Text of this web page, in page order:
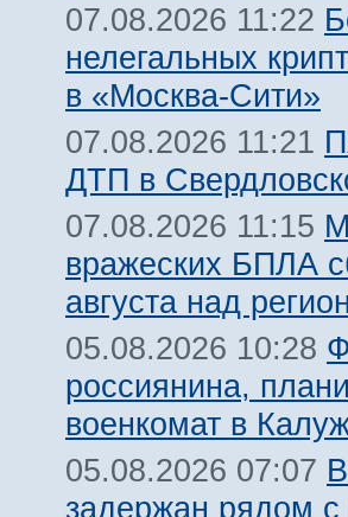
07.08.2026 11:22
нелегальных
в «Москва-Сити»
07.08.2026 11:21
ДТП в
07.08.2026 11:15
вражеских БПЛА
августа над
05.08.2026 10:28
россиянина,
военкомат в
05.08.2026 07:07
задержан рядом